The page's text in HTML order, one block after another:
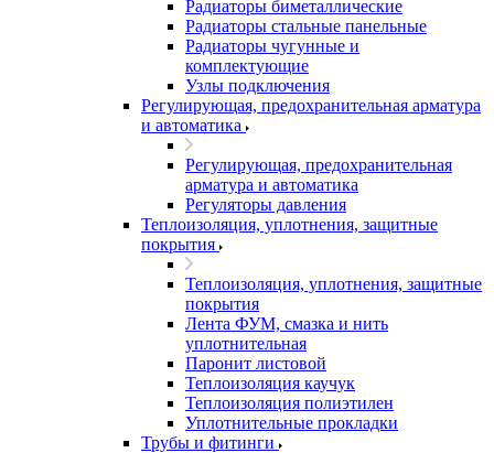
Радиаторы биметаллические
Радиаторы стальные панельные
Радиаторы чугунные и
комплектующие
Узлы подключения
Регулирующая, предохранительная арматура
и автоматика
Регулирующая, предохранительная
арматура и автоматика
Регуляторы давления
Теплоизоляция, уплотнения, защитные
покрытия
Теплоизоляция, уплотнения, защитные
покрытия
Лента ФУМ, смазка и нить
уплотнительная
Паронит листовой
Теплоизоляция каучук
Теплоизоляция полиэтилен
Уплотнительные прокладки
Трубы и фитинги